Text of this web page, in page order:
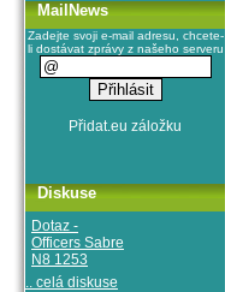
MailNews
Zadejte svoji e-mail adresu, chcete-
li dostávat zprávy z našeho serveru
Diskuse
Dotaz -
Officers Sabre
N8 1253
.. celá diskuse